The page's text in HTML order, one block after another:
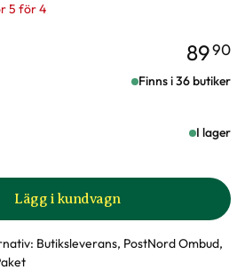
5 för 4
8990
Finns i 36 butiker
I lager
Lägg i kundvagn
Butiksleverans, PostNord Ombud,